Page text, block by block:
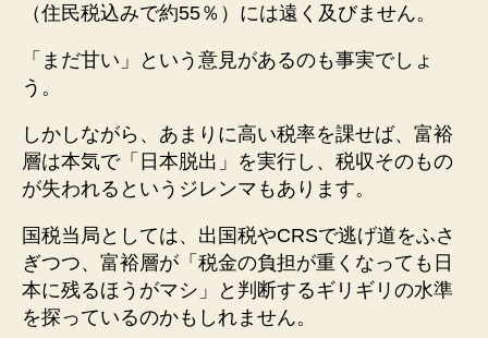
（住民税込みで約55％）には遠く及びません。
「まだ甘い」という意見があるのも事実でしょ
う。
しかしながら、あまりに高い税率を課せば、富裕
層は本気で「日本脱出」を実行し、税収そのもの
が失われるというジレンマもあります。
国税当局としては、出国税やCRSで逃げ道をふさ
ぎつつ、富裕層が「税金の負担が重くなっても日
本に残るほうがマシ」と判断するギリギリの水準
を探っているのかもしれません。